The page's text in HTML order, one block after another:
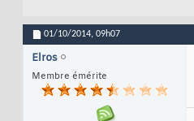
01/10/2014, 09h07
Elros
Membre émérite